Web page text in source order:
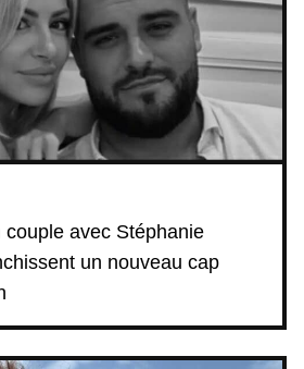
couple avec Stéphanie
un nouveau cap